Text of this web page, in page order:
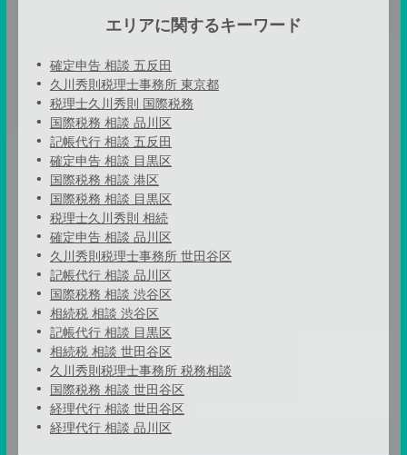
エリアに関するキーワード
確定申告 相談 五反田
久川秀則税理士事務所 東京都
税理士久川秀則 国際税務
国際税務 相談 品川区
記帳代行 相談 五反田
確定申告 相談 目黒区
国際税務 相談 港区
国際税務 相談 目黒区
税理士久川秀則 相続
確定申告 相談 品川区
久川秀則税理士事務所 世田谷区
記帳代行 相談 品川区
国際税務 相談 渋谷区
相続税 相談 渋谷区
記帳代行 相談 目黒区
相続税 相談 世田谷区
久川秀則税理士事務所 税務相談
国際税務 相談 世田谷区
経理代行 相談 世田谷区
経理代行 相談 品川区